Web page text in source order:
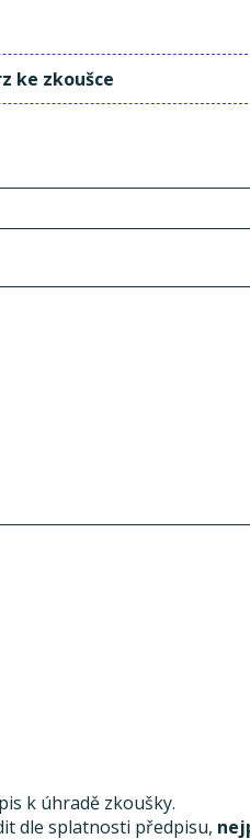
ke zkoušce
k úhradě zkoušky.
dle splatnosti předpisu,